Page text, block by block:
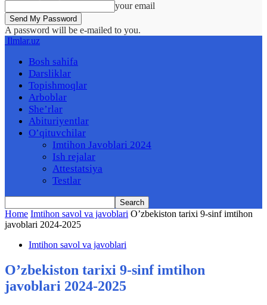
your email
A password will be e-mailed to you.
Ilmlar.uz
Bosh sahifa
Darsliklar
Topishmoqlar
Arboblar
She’rlar
Abituriyentlar
O’qituvchilar
Imtihon Javoblari 2024
Ish rejalar
Attestatsiya
Testlar
Home Imtihon savol va javoblari O’zbekiston tarixi 9-sinf imtihon
javoblari 2024-2025
Imtihon savol va javoblari
O’zbekiston tarixi 9-sinf imtihon
javoblari 2024-2025